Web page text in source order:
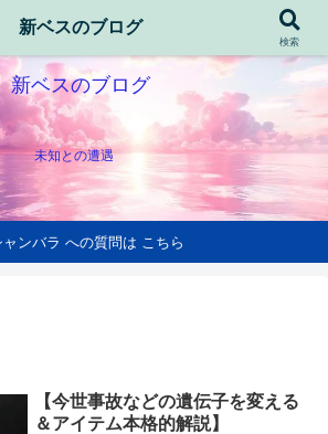
新ベスのブログ
未知との遭遇
ャンバラ への質問は こちら
【今世事故などの遺伝子を変える
＆アイテム本格的解説】
新ベスのブログ
検索